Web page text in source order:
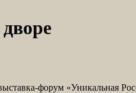
форум «Уникальная